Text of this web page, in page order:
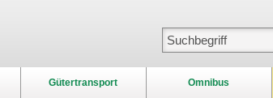
Gütertransport Omnibus